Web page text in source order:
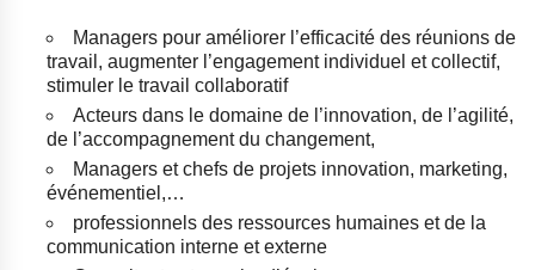
Managers pour améliorer l’efficacité des réunions de
travail, augmenter l’engagement individuel et collectif,
stimuler le travail collaboratif
Acteurs dans le domaine de l’innovation, de l’agilité,
de l’accompagnement du changement,
Managers et chefs de projets innovation, marketing,
événementiel,…
professionnels des ressources humaines et de la
communication interne et externe